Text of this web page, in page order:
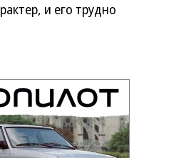
и его трудно